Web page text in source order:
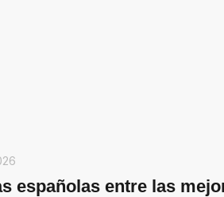
españolas entre las